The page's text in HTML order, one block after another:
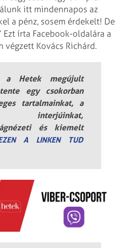
itt mindennapos az
a pénz, sosem érdekelt! De
Ezt írta Facebook-oldalára a
Kovács Richárd.
a Hetek megújult
egy csokorban
tartalmainkat, a
interjúinkat,
és kiemelt
A LINKEN TUD